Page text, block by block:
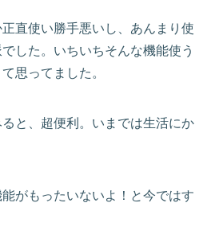
直使い勝手悪いし、あんまり使
した。いちいちそんな機能使う
思ってました。
と、超便利。いまでは生活にか
がもったいないよ！と今ではす